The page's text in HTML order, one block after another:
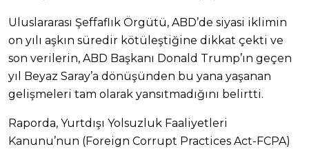
Uluslararası Şeffaflık Örgütü, ABD’de siyasi iklimin
on yılı aşkın süredir kötüleştiğine dikkat çekti ve
son verilerin, ABD Başkanı Donald Trump’ın geçen
yıl Beyaz Saray’a dönüşünden bu yana yaşanan
gelişmeleri tam olarak yansıtmadığını belirtti.
Raporda, Yurtdışı Yolsuzluk Faaliyetleri
Kanunu’nun (Foreign Corrupt Practices Act-FCPA)